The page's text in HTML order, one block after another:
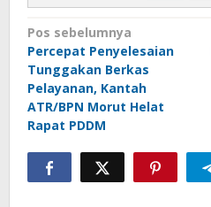
Navigasi
pos
Pos sebelumnya
Percepat Penyelesaian
Tunggakan Berkas
Pelayanan, Kantah
ATR/BPN Morut Helat
Rapat PDDM